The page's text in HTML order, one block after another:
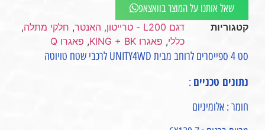
שאל אותנו על המוצר בוואצאפ
קטגוריות דגם L200 - טרייטון, האנטר , חלקי מתלה,
כללי, פאגרו KING + BK , פאגרו Q
סט 4 ספייסרים לרוחב מבית UNITY4WD לרכבי שטח טויוטה
נתונים טכניים :
חומר : אלומיניום